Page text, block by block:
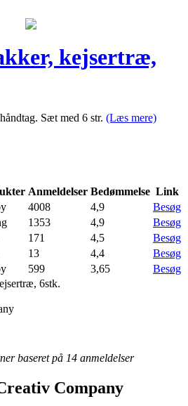
kejsertræ,
Sæt med 6 str. (Læs mere)
Anmeldelser Bedømmelse Link
4008 4,9
Besøg
1353 4,9
Besøg
171 4,5
Besøg
13 4,4
Besøg
599 3,65
Besøg
6stk.
baseret på 14 anmeldelser
Company